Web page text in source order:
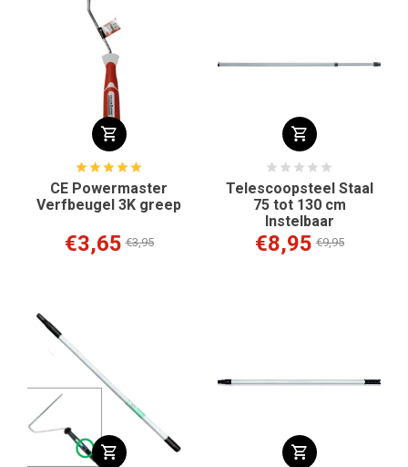
CE Powermaster
Verfbeugel 3K greep
€3,65 €3,95
Telescoopsteel Staal
75 tot 130 cm
Instelbaar
€8,95 €9,95